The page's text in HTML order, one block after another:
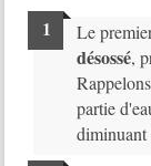
Le
désossé,
partie
diminuant